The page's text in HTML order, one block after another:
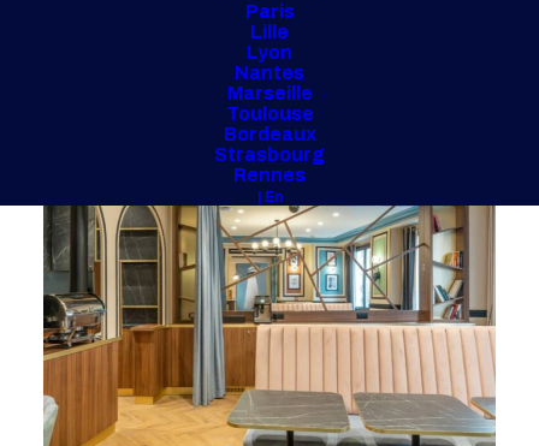
Paris
Lille
Lyon
Nantes
Marseille
Toulouse
Bordeaux
Strasbourg
Rennes
| En
Hotel BORONALI, Paris 18e
2024 - 650 m², 36 chambres
AMO
Client : Capital Hospitaly Europe (CHE)